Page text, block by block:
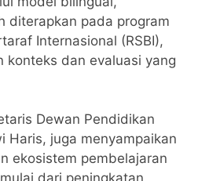
diterapkan pada program
Internasional (RSBI),
konteks dan evaluasi yang
Dewan Pendidikan
Haris, juga menyampaikan
ekosistem pembelajaran
dari peningkatan